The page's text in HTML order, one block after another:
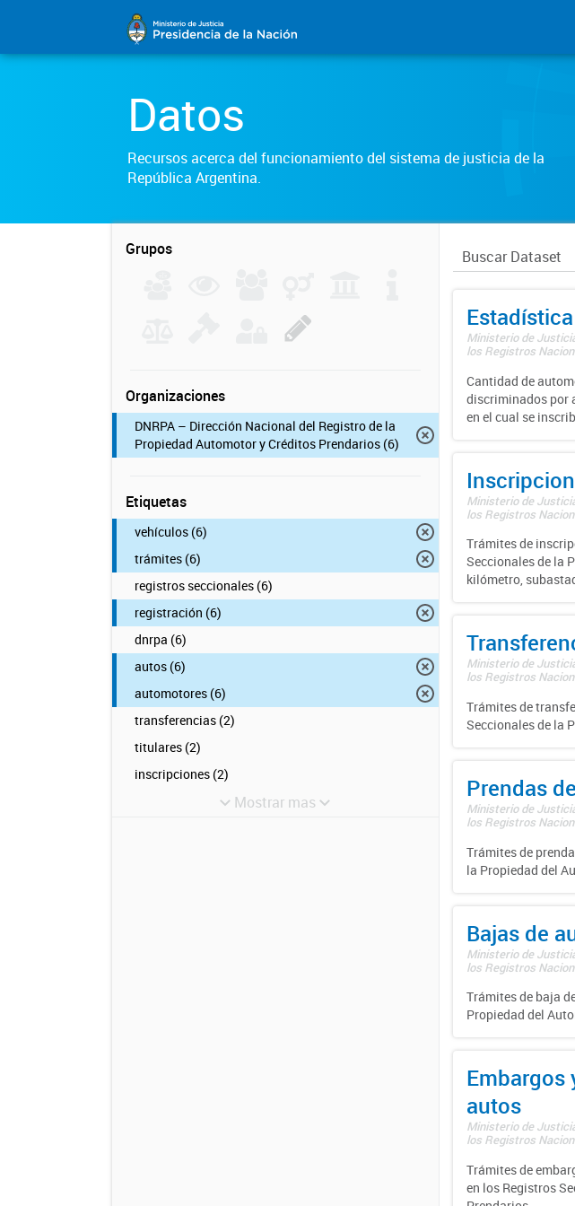
Datos
Recursos acerca del funcionamiento del sistema de justicia de la
República Argentina.
Grupos
Organizaciones
DNRPA – Dirección Nacional del Registro de la
Propiedad Automotor y Créditos Prendarios (6)
Etiquetas
vehículos (6)
trámites (6)
registros seccionales (6)
registración (6)
dnrpa (6)
autos (6)
automotores (6)
transferencias (2)
titulares (2)
inscripciones (2)
Mostrar mas
Ministerio de
los Registros
Cantidad de
discriminados por
en el cual se
Ministerio de
los Registros
Trámites de
Seccionales de la
kilómetro,
Ministerio de
los Registros
Trámites de
Seccionales de la
Prendas
Ministerio de
los Registros
Trámites de
la Propiedad del
Bajas de
Ministerio de
los Registros
Trámites de baja
Propiedad del
Embargos
autos
Ministerio de
los Registros
Trámites de
en los Registros